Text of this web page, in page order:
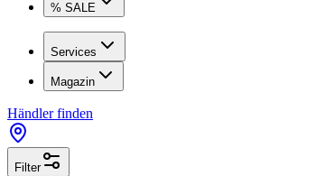
% SALE
Services
Magazin
Händler finden
Filter